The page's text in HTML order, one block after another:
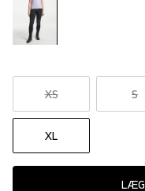
XS S
XL